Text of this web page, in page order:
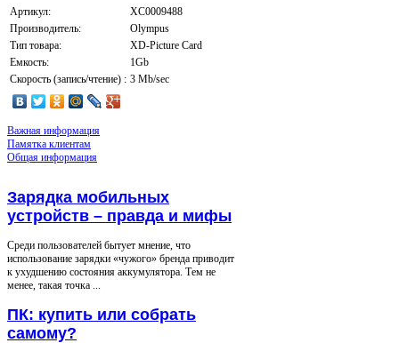
Артикул:
XC0009488
Производитель:
Olympus
Тип товара:
XD-Picture Card
Емкость:
1Gb
Скорость (запись/чтение) : 3 Mb/sec
Важная информация
Памятка клиентам
Общая информация
Зарядка мобильных
устройств – правда и мифы
Среди пользователей бытует мнение, что
использование зарядки «чужого» бренда приводит
к ухудшению состояния аккумулятора. Тем не
менее, такая точка ...
ПК: купить или собрать
самому?